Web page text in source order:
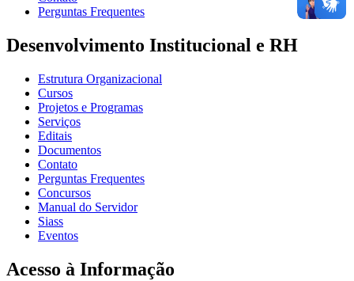
Perguntas Frequentes
Desenvolvimento Institucional e RH
Estrutura Organizacional
Cursos
Projetos e Programas
Serviços
Editais
Documentos
Contato
Perguntas Frequentes
Concursos
Manual do Servidor
Siass
Eventos
Acesso à Informação